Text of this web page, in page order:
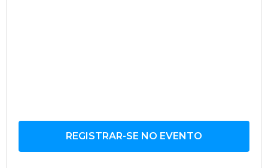
REGISTRAR-SE NO EVENTO